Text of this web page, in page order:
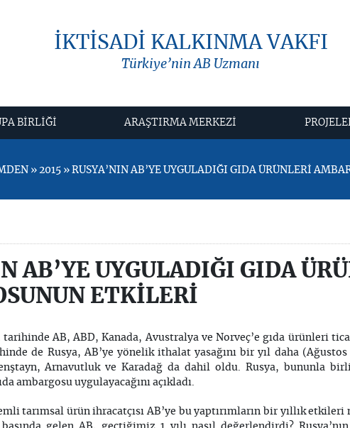
İKTİSADİ KALKINMA VAKFI
Türkiye’nin AB Uzmanı
BİRLİĞİ ARAŞTIRMA MERKEZİ
» 2015 » RUSYA’NIN AB’YE UYGULADIĞI GIDA ÜRÜNLERİ
AB’YE UYGULADIĞI GIDA
ETKİLERİ
tarihinde AB, ABD, Kanada, Avustralya ve Norveç’e gıda ürünleri
de Rusya, AB’ye yönelik ithalat yasağını bir yıl daha (Ağustos
Arnavutluk ve Karadağ da dahil oldu. Rusya, bununla
ambargosu uygulayacağını açıkladı.
tarımsal ürün ihracatçısı AB’ye bu yaptırımların bir yıllık etkileri